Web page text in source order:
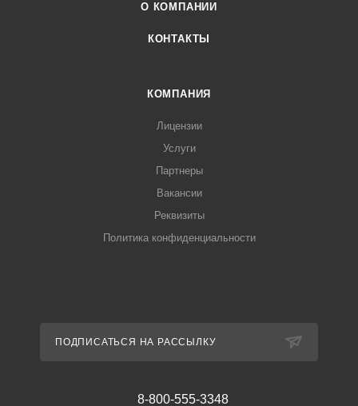
О КОМПАНИИ
КОНТАКТЫ
КОМПАНИЯ
Лицензии
Услуги
Партнеры
Вакансии
Реквизиты
Политика конфиденциальности
ПОДПИСАТЬСЯ НА РАССЫЛКУ
8-800-555-3348